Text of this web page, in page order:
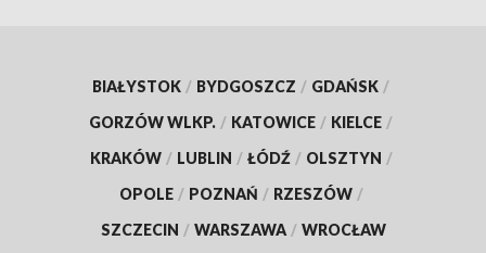
BIAŁYSTOK / BYDGOSZCZ / GDAŃSK /
GORZÓW WLKP. / KATOWICE / KIELCE /
KRAKÓW / LUBLIN / ŁÓDŹ / OLSZTYN /
OPOLE / POZNAŃ / RZESZÓW /
SZCZECIN / WARSZAWA / WROCŁAW